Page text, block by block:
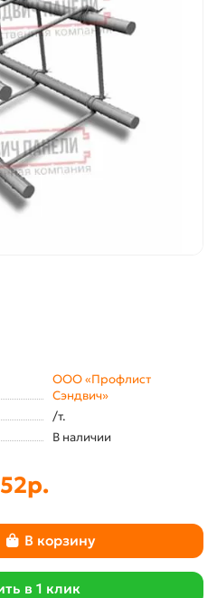
ООО «Профлист
Сэндвич»
/т.
В наличии
В корзину
в 1 клик